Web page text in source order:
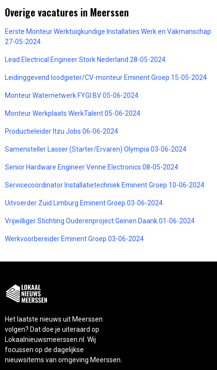
Overige vacatures in Meerssen
Eerste Monteur Werktuigkundige Installaties Werk en Vakmanschap
27-05-2024
Lead Electrical Engineer Stork Nederland 28-05-2024
Leidinggevend loodgieter/CV-monteur Eminent Groep 15-05-2024
Monteur Waternetwerk FYGI BV 05-06-2024
Monteur Werkplaats WerkTalent 05-06-2024
Productieleider Itzu Jobs 06-06-2024
Samensteller Lasser (Starter/Ervaren) Olympia 03-06-2024
Senior Hardware Engineer Venne Electronics 08-05-2024
Servicecoördinator Installatietechniek Eminent Groep 10-06-2024
Uitvoerder Zuid Limburg Eminent Groep 03-06-2024
Vrijwilliger Stichting Ouderenproject Geinen Daank 01-06-2024
Werkvoorbereider Eminent Groep 03-06-2024
Het laatste nieuws uit Meerssen
volgen? Dat doe je uiteraard op
Lokaalnieuwsmeerssen.nl. Wij
focussen op de dagelijkse
nieuwsitems van omgeving Meerssen.